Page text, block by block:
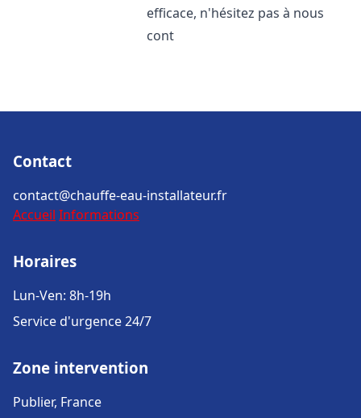
efficace, n'hésitez pas à nous
cont
Contact
contact@chauffe-eau-installateur.fr
Accueil Informations
Horaires
Lun-Ven: 8h-19h
Service d'urgence 24/7
Zone intervention
Publier, France